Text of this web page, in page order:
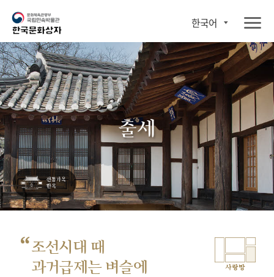
한국어
출세
“조선시대 때
과거급제는 벼슬에
사랑방